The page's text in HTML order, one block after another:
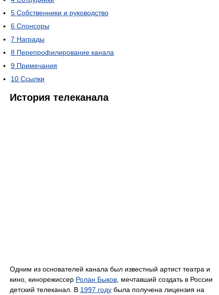
5 Собственники и руководство
6 Спонсоры
7 Награды
8 Перепрофилирование канала
9 Примечания
10 Ссылки
История телеканала
Одним из основателей канала был известный артист театра и
кино, кинорежиссер Ролан Быков , мечтавший создать в России
детский телеканал. В 1997 году была получена лицензия на